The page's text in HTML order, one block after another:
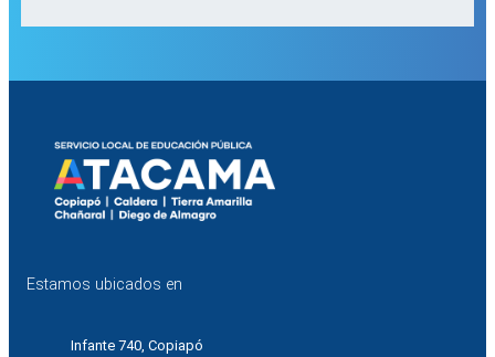
Estamos ubicados en
Infante 740, Copiapó